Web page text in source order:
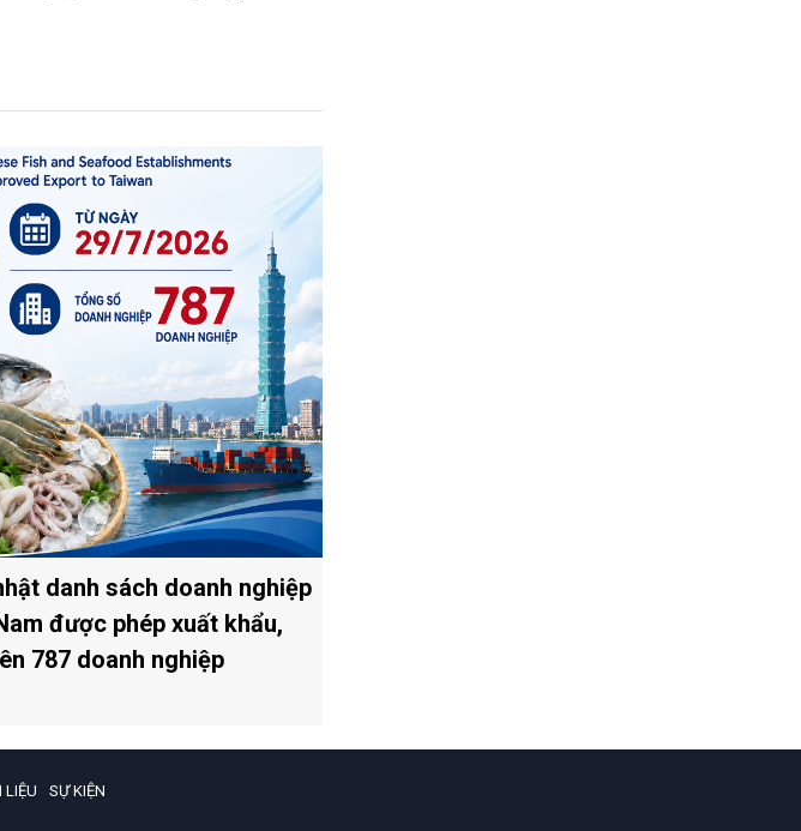
danh sách doanh nghiệp
được phép xuất khẩu,
787 doanh nghiệp
LIỆU
SỰ KIỆN